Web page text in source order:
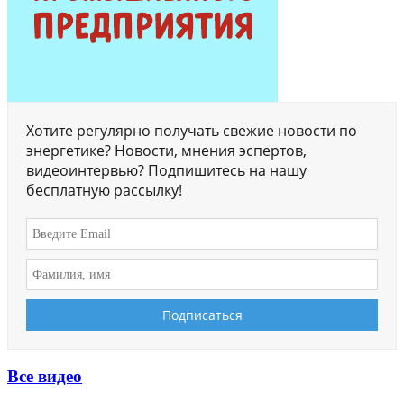
Хотите регулярно получать свежие новости по
энергетике? Новости, мнения эспертов,
видеоинтервью? Подпишитесь на нашу
бесплатную рассылку!
Все видео